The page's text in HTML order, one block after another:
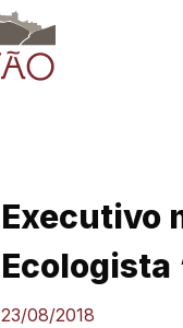
Executivo
Ecologista
23/08/2018